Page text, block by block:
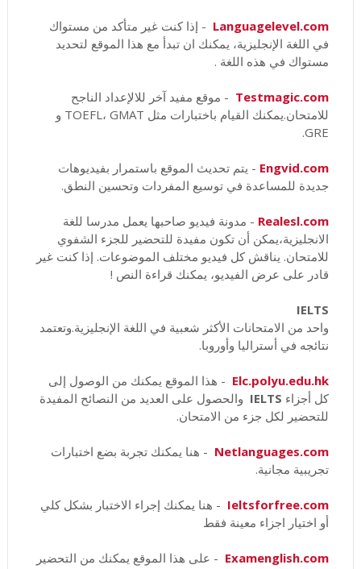
Languagelevel.com - إذا كنت غير متأكد من مستواك
في اللغة الإنجليزية، يمكنك ان تبدأ مع هذا الموقع لتحديد
مستواك في هذه اللغة .
Testmagic.com - موقع مفيد آخر للالإعداد الناجح
للامتحان.يمكنك القيام باختبارات مثل TOEFL، GMAT و
GRE.
Engvid.com - يتم تحديث الموقع باستمرار بفيديوهات
جديدة للمساعدة في توسيع المفردات وتحسين النطق.
Realesl.com - مدونة فيديو صاحبها يعمل مدرسا للغة
الانجليزية،يمكن أن تكون مفيدة للتحضير للجزء الشفوي
للامتحان. يناقش كل فيديو مختلف الموضوعات. إذا كنت غير
قادر على عرض الفيديو، يمكنك قراءة النص !
IELTS
واحد من الامتحانات الأكثر شعبية في اللغة الإنجليزية.وتعتمد
نتائجه في أستراليا وأوروبا.
Elc.polyu.edu.hk - هذا الموقع يمكنك من الوصول إلى
كل أجزاء IELTS والحصول على العديد من النصائح المفيدة
للتحضير لكل جزء من الامتحان.
Netlanguages.com - هنا يمكنك تجربة بضع اختبارات
تجريبية مجانية.
Ieltsforfree.com - هنا يمكنك إجراء الاختبار بشكل كلي
أو اختيار اجزاء معينة فقط
Examenglish.com - على هذا الموقع يمكنك من التحضير